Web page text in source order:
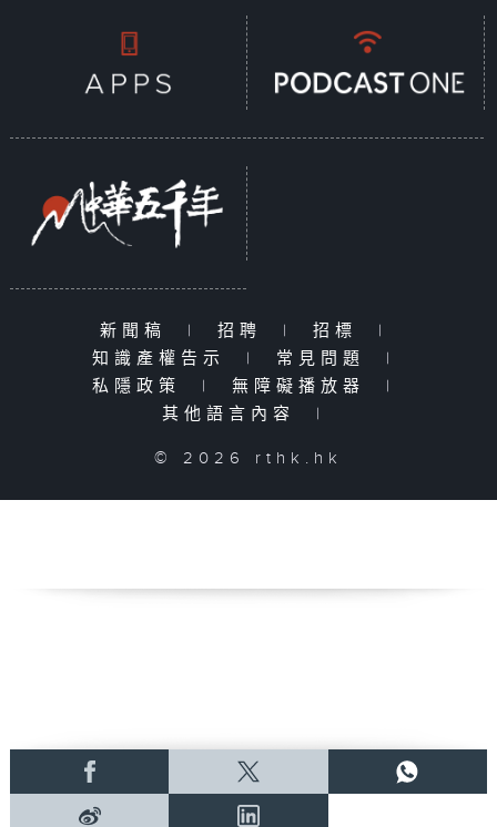
新聞稿 | 招聘 | 招標
|
知識產權告示
| 常見問題
|
私隱政策
| 無障礙播放器
|
其他語言內容
|
© 2026 rthk.hk